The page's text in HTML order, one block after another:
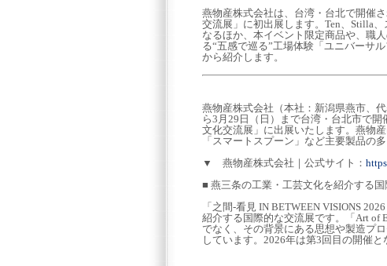
燕物産株式会社は、台湾・台北で開催
交流展」に初出展します。Ten、Stilla
なるほか、本イベント限定商品や、職
る“五感で巡る”工場体験「ユニバーサ
から紹介します。
燕物産株式会社（本社：新潟県燕市、
ら3月29日（日）まで台湾・台北市で開
文化交流展」に出展いたします。燕物
「スマートスプーン」など主要製品の
▼ 燕物産株式会社｜公式サイト：
■ 燕三条の工業・工芸文化を紹介する国
「之間-看見 IN BETWEEN VISIONS
紹介する国際的な交流展です。「Art of
でなく、その背景にある思想や製造プ
しています。2026年は第3回目の開催と